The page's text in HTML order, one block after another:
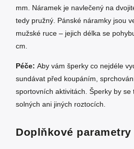
mm. Náramek je navlečený na
tedy pružný. Pánské náramky jsou
mužské ruce – jejich délka se
cm.
Péče: Aby vám šperky co nejdéle
sundávat před koupáním,
sportovních aktivitách. Šperky by
solných ani jiných roztocích.
Doplňkové parametry